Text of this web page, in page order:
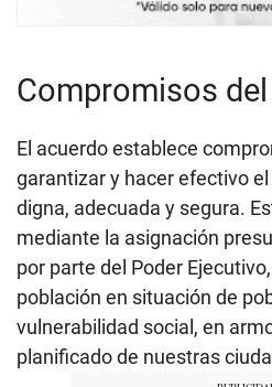
Compromisos
El acuerdo establece
garantizar y hacer efectivo
digna, adecuada y segura.
mediante la asignación
por parte del Poder
población en situación de
vulnerabilidad social, en
planificado de nuestras